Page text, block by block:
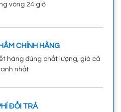
vòng 24 giờ
CHÍNH HÃNG
hàng đúng chất lượng, giá cả
nhất
ĐỔI TRẢ